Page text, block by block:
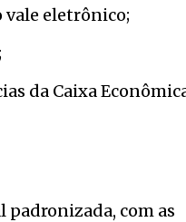
vale eletrônico;
da Caixa
com as